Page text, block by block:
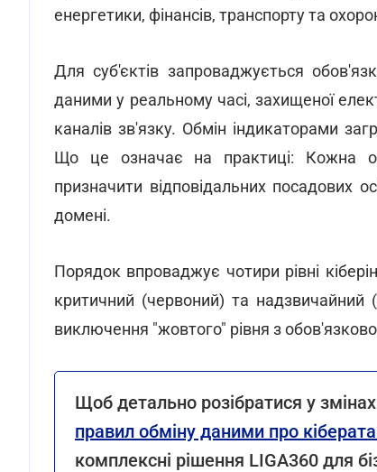
енергетики, фінансів, транспорту та
Для суб'єктів запроваджується
даними у реальному часі, захищеної
каналів зв'язку. Обмін індикаторами
Що це означає на практиці: Кожна
призначити відповідальних посадових
домені.
Порядок впроваджує чотири рівні
критичний (червоний) та надзвичайний
виключення "жовтого" рівня з
Щоб детально розібратися у
правил обміну даними про
комплексні рішення LIGA360 для